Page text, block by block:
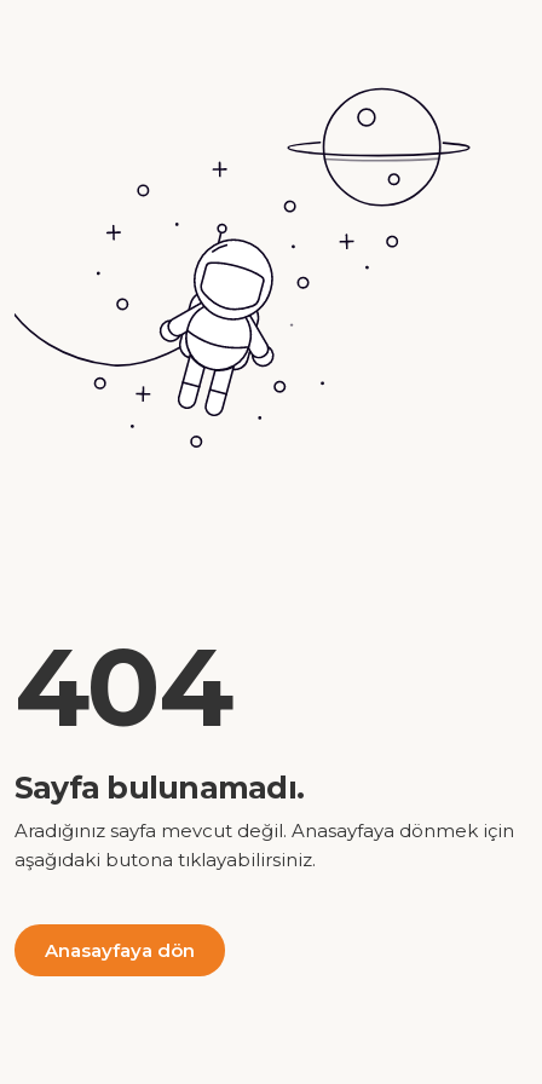
404
Sayfa bulunamadı.
Aradığınız sayfa mevcut değil. Anasayfaya dönmek için
aşağıdaki butona tıklayabilirsiniz.
Anasayfaya dön